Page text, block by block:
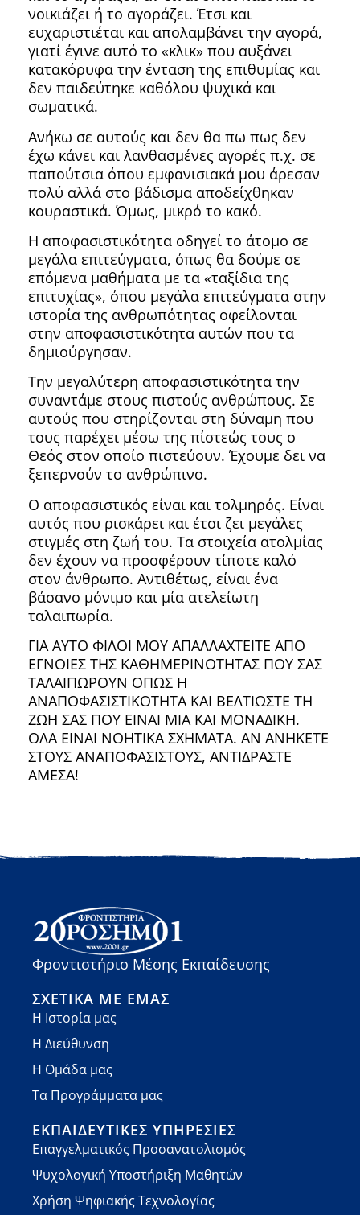
νοικιάζει ή το αγοράζει. Έτσι και
ευχαριστιέται και απολαμβάνει την αγορά,
γιατί έγινε αυτό το «κλικ» που αυξάνει
κατακόρυφα την ένταση της επιθυμίας και
δεν παιδεύτηκε καθόλου ψυχικά και
σωματικά.
Ανήκω σε αυτούς και δεν θα πω πως δεν
έχω κάνει και λανθασμένες αγορές π.χ. σε
παπούτσια όπου εμφανισιακά μου άρεσαν
πολύ αλλά στο βάδισμα αποδείχθηκαν
κουραστικά. Όμως, μικρό το κακό.
Η αποφασιστικότητα οδηγεί το άτομο σε
μεγάλα επιτεύγματα, όπως θα δούμε σε
επόμενα μαθήματα με τα «ταξίδια της
επιτυχίας», όπου μεγάλα επιτεύγματα στην
ιστορία της ανθρωπότητας οφείλονται
στην αποφασιστικότητα αυτών που τα
δημιούργησαν.
Την μεγαλύτερη αποφασιστικότητα την
συναντάμε στους πιστούς ανθρώπους. Σε
αυτούς που στηρίζονται στη δύναμη που
τους παρέχει μέσω της πίστεώς τους ο
Θεός στον οποίο πιστεύουν. Έχουμε δει να
ξεπερνούν το ανθρώπινο.
Ο αποφασιστικός είναι και τολμηρός. Είναι
αυτός που ρισκάρει και έτσι ζει μεγάλες
στιγμές στη ζωή του. Τα στοιχεία ατολμίας
δεν έχουν να προσφέρουν τίποτε καλό
στον άνθρωπο. Αντιθέτως, είναι ένα
βάσανο μόνιμο και μία ατελείωτη
ταλαιπωρία.
ΓΙΑ ΑΥΤΟ ΦΙΛΟΙ ΜΟΥ ΑΠΑΛΛΑΧΤΕΙΤΕ ΑΠΟ
ΕΓΝΟΙΕΣ ΤΗΣ ΚΑΘΗΜΕΡΙΝΟΤΗΤΑΣ ΠΟΥ ΣΑΣ
ΤΑΛΑΙΠΩΡΟΥΝ ΟΠΩΣ Η
ΑΝΑΠΟΦΑΣΙΣΤΙΚΟΤΗΤΑ ΚΑΙ ΒΕΛΤΙΩΣΤΕ ΤΗ
ΖΩΗ ΣΑΣ ΠΟΥ ΕΙΝΑΙ ΜΙΑ ΚΑΙ ΜΟΝΑΔΙΚΗ.
ΟΛΑ ΕΙΝΑΙ ΝΟΗΤΙΚΑ ΣΧΗΜΑΤΑ. ΑΝ ΑΝΗΚΕΤΕ
ΣΤΟΥΣ ΑΝΑΠΟΦΑΣΙΣΤΟΥΣ, ΑΝΤΙΔΡΑΣΤΕ
ΑΜΕΣΑ!
Φροντιστήριο Μέσης Εκπαίδευσης
ΣΧΕΤΙΚΆ ΜΕ ΕΜΆΣ
Η Ιστορία μας
Η Διεύθυνση
Η Ομάδα μας
Τα Προγράμματα μας
ΕΚΠΑΙΔΕΥΤΙΚΈΣ ΥΠΗΡΕΣΊΕΣ
Επαγγελματικός Προσανατολισμός
Ψυχολογική Υποστήριξη Μαθητών
Χρήση Ψηφιακής Τεχνολογίας